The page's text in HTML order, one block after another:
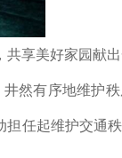
享美好家园献出
然有序地维护
任起维护交通